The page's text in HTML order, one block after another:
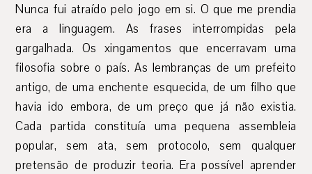
Nunca fui atraído pelo jogo em si. O que me prendia
era a linguagem. As frases interrompidas pela
gargalhada. Os xingamentos que encerravam uma
filosofia sobre o país. As lembranças de um prefeito
antigo, de uma enchente esquecida, de um filho que
havia ido embora, de um preço que já não existia.
Cada partida constituía uma pequena assembleia
popular, sem ata, sem protocolo, sem qualquer
pretensão de produzir teoria. Era possível aprender